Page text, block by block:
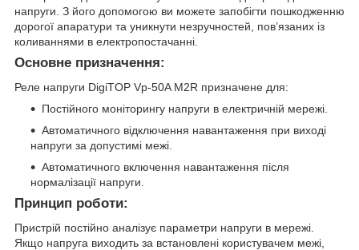
напруги. З його допомогою ви можете запобігти пошкодженню
дорогої апаратури та уникнути незручностей, пов’язаних із
коливаннями в електропостачанні.
Основне призначення:
Реле напруги DigiTOP Vp-50A M2R призначене для:
Постійного моніторингу напруги в електричній мережі.
Автоматичного відключення навантаження при виході
напруги за допустимі межі.
Автоматичного включення навантаження після
нормалізації напруги.
Принцип роботи:
Пристрій постійно аналізує параметри напруги в мережі.
Якщо напруга виходить за встановлені користувачем межі,